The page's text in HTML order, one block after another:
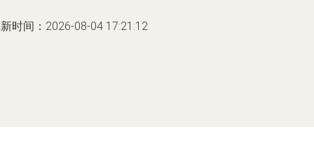
时间：2026-08-04 17:21:12